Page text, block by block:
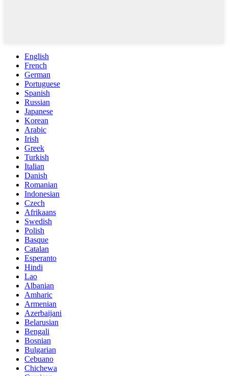
English
French
German
Portuguese
Spanish
Russian
Japanese
Korean
Arabic
Irish
Greek
Turkish
Italian
Danish
Romanian
Indonesian
Czech
Afrikaans
Swedish
Polish
Basque
Catalan
Esperanto
Hindi
Lao
Albanian
Amharic
Armenian
Azerbaijani
Belarusian
Bengali
Bosnian
Bulgarian
Cebuano
Chichewa